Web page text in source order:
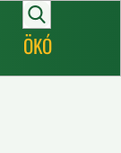
ÖKÓ